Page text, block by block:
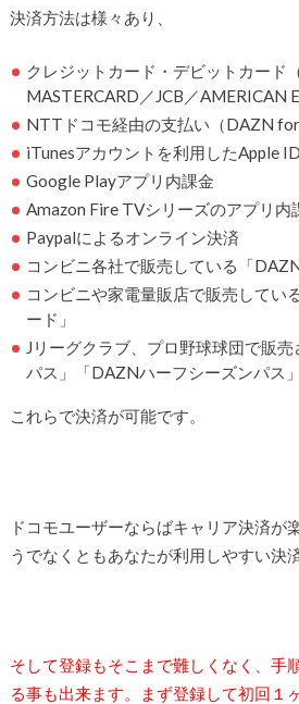
決済方法は様々あり、
クレジットカード・デビットカード
MASTERCARD／JCB／AMERICAN
NTTドコモ経由の支払い（DAZN for
iTunesアカウントを利用したApple
Google Playアプリ内課金
Amazon Fire TVシリーズのアプリ内
Paypalによるオンライン決済
コンビニ各社で販売している「
コンビニや家電量販店で販売してい
ード」
Jリーグクラブ、プロ野球球団で販
パス」「DAZNハーフシーズンパス」
これらで決済が可能です。
ドコモユーザーならばキャリア決済が
うでなくともあなたが利用しやすい決
そして登録もそこまで難しくなく、手
る事も出来ます。まず登録して初回１